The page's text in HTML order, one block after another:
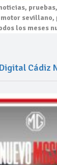
sevillano,
los meses
Cádiz